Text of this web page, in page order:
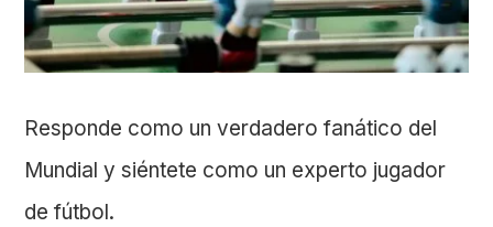
Responde como un verdadero fanático del
Mundial y siéntete como un experto jugador
de fútbol.